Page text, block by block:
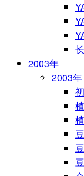
2003年
2003年